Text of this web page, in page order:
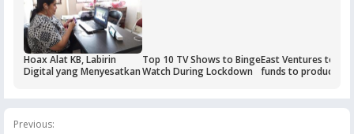
Hoax Alat KB, Labirin
Digital yang Menyesatkan
Top 10 TV Shows to Binge
Watch During Lockdown
East Ventures to
funds to produce
Previous: